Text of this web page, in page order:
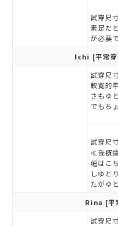
試穿尺
素足だ
が必要
Ichi [平常
試穿尺
較寬的
さもゆ
でもち
試穿尺
≪我選
幅はこ
しゆと
たがゆ
Rina [平
試穿尺